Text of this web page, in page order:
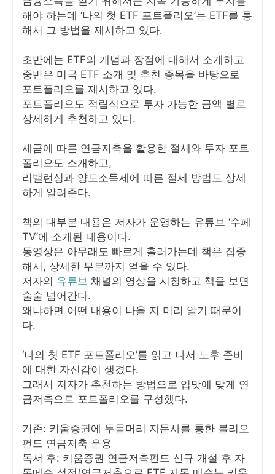
해야 하는데 ‘나의 첫 ETF 포트폴리오’는 ETF를 통
해서 그 방법을 제시하고 있다.
초반에는 ETF의 개념과 장점에 대해서 소개하고
중반은 미국 ETF 소개 및 추천 종목을 바탕으로
포트폴리오를 제시하고 있다.
포트폴리오도 적립식으로 투자 가능한 금액 별로
상세하게 추천하고 있다.
세금에 따른 연금저축을 활용한 절세와 투자 포트
폴리오도 소개하고,
리밸런싱과 양도소득세에 따른 절세 방법도 상세
하게 알려준다.
책의 대부분 내용은 저자가 운영하는 유튜브 ‘수페
TV’에 소개된 내용이다.
동영상은 아무래도 빠르게 흘러가는데 책은 집중
해서, 상세한 부분까지 얻을 수 있다.
저자의 유튜브 채널의 영상을 시청하고 책을 보면
술술 넘어간다.
왜냐하면 어떤 내용이 나올 지 미리 알기 때문이
다.
‘나의 첫 ETF 포트폴리오’를 읽고 나서 노후 준비
에 대한 자신감이 생겼다.
그래서 저자가 추천하는 방법으로 입맛에 맞게 연
금저축으로 포트폴리오를 구성했다.
기존: 키움증권에 두물머리 자문사를 통한 불리오
펀드 연금저축 운용
독서 후: 키움증권 연금저축펀드 신규 개설 후 자